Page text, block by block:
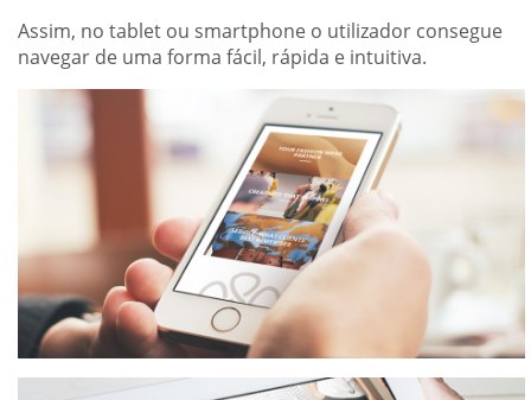
Assim, no tablet ou smartphone o utilizador consegue
navegar de uma forma fácil, rápida e intuitiva.